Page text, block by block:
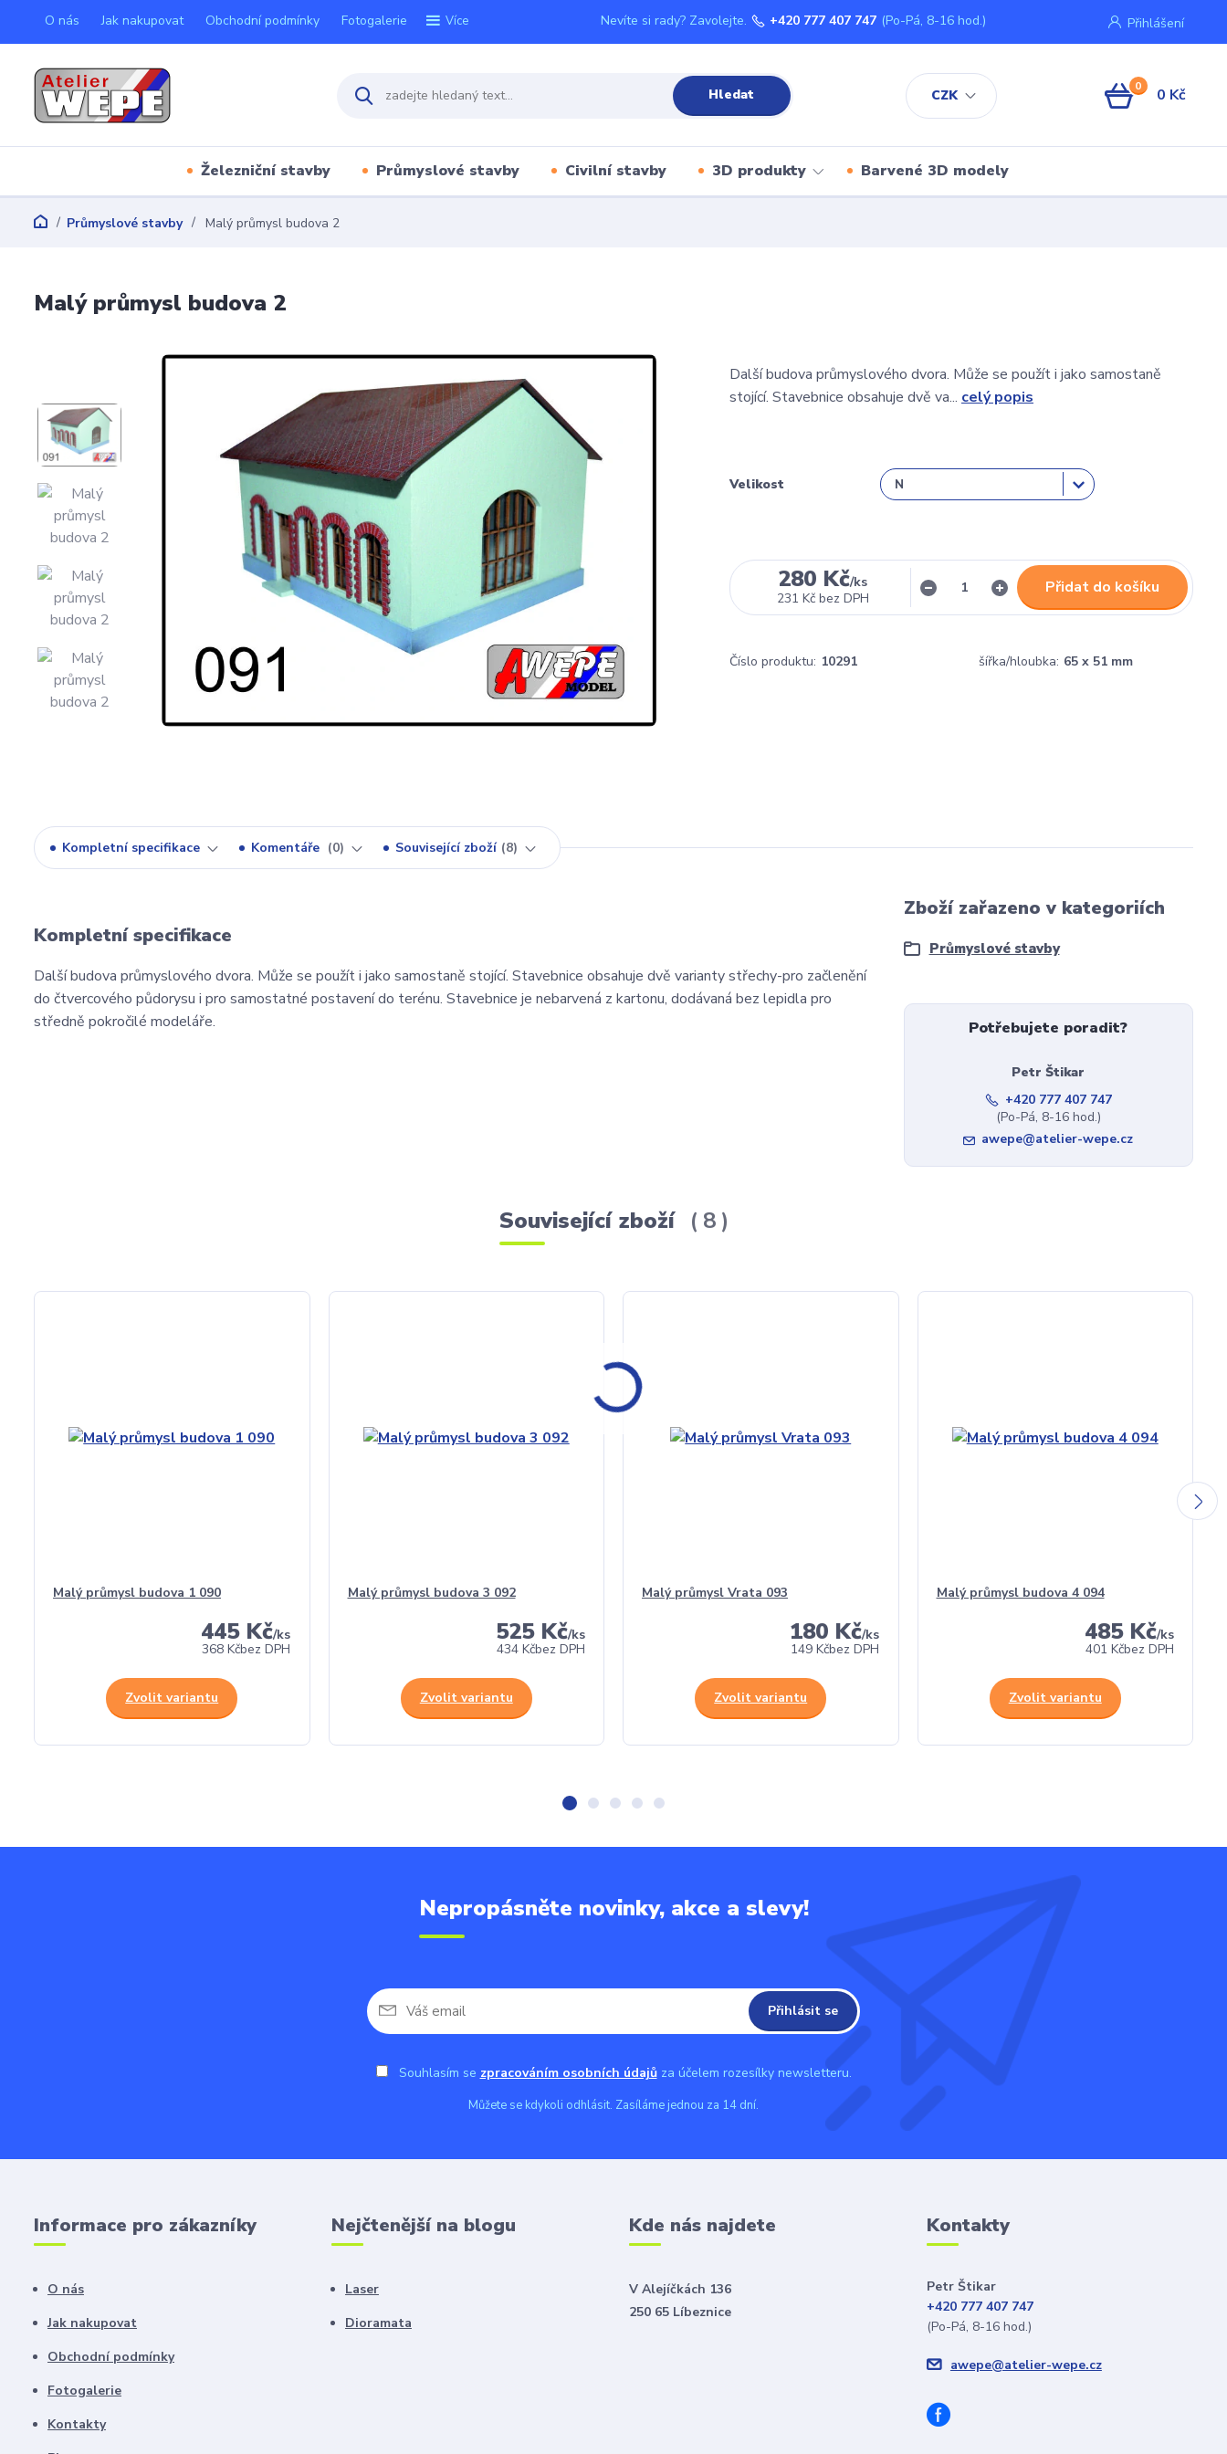
O nás Jak nakupovat Obchodní podmínky Fotogalerie Více
CZK
Přihlášení
Hledat
Nevíte si rady? Zavolejte. +420 777 407 747 (Po-Pá, 8-16 hod.)
0 0 Kč
Železniční stavby Průmyslové stavby Civilní stavby 3D produkty Barvené 3D modely
Průmyslové stavby Malý průmysl budova 2
Malý průmysl budova 2
Další budova průmyslového dvora. Může se použít i jako samostaně
stojící. Stavebnice obsahuje dvě va... celý popis
Velikost
280 Kč/ks
231 Kč bez DPH
Přidat do košíku
Číslo produktu: 10291 šířka/hloubka: 65 x 51 mm
Kompletní specifikace Komentáře 0 Související zboží 8
Kompletní specifikace
Další budova průmyslového dvora. Může se použít i jako samostaně stojící. Stavebnice obsahuje dvě varianty střechy-pro začlenění
do čtvercového půdorysu i pro samostatné postavení do terénu. Stavebnice je nebarvená z kartonu, dodávaná bez lepidla pro
středně pokročilé modeláře.
Zboží zařazeno v kategoriích
Průmyslové stavby
Potřebujete poradit?
Petr Štikar
+420 777 407 747
(Po-Pá, 8-16 hod.)
awepe@atelier-wepe.cz
Související zboží 8
Malý průmysl budova 1 090
445 Kč/ks
368 Kčbez DPH
Zvolit variantu
Malý průmysl budova 3 092
525 Kč/ks
434 Kčbez DPH
Zvolit variantu
Malý průmysl Vrata 093
180 Kč/ks
149 Kčbez DPH
Zvolit variantu
Malý průmysl budova 4 094
485 Kč/ks
401 Kčbez DPH
Zvolit variantu
Nepropásněte novinky, akce a slevy!
Přihlásit se
Souhlasím se zpracováním osobních údajůza účelem rozesílky newsletteru.
Můžete se kdykoli odhlásit. Zasíláme jednou za 14 dní.
Informace pro zákazníky
O nás
Jak nakupovat
Obchodní podmínky
Fotogalerie
Kontakty
Nejčtenější na blogu
Laser
Dioramata
Kde nás najdete
V Alejíčkách 136
250 65 Líbeznice
Kontakty
Petr Štikar
+420 777 407 747
(Po-Pá, 8-16 hod.)
awepe@atelier-wepe.cz